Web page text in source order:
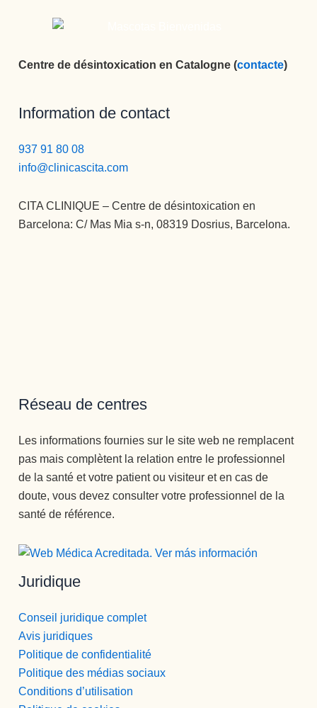
Centre de désintoxication en Catalogne (contacte)
Information de contact
937 91 80 08
info@clinicascita.com
CITA CLINIQUE – Centre de désintoxication en
Barcelona: C/ Mas Mia s-n, 08319 Dosrius, Barcelona.
Réseau de centres
Les informations fournies sur le site web ne remplacent
pas mais complètent la relation entre le professionnel
de la santé et votre patient ou visiteur et en cas de
doute, vous devez consulter votre professionnel de la
santé de référence.
Juridique
Conseil juridique complet
Avis juridiques
Politique de confidentialité
Politique des médias sociaux
Conditions d’utilisation